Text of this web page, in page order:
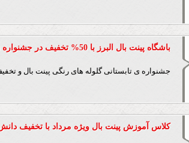
باشگاه پینت بال البرز با 50% تخفیف در جشنواره ی تابستان
جشنواره ی تابستانی گلوله های رنگی پینت بال و
کلاس آموزش پینت بال ویژه مرداد با تخفیف